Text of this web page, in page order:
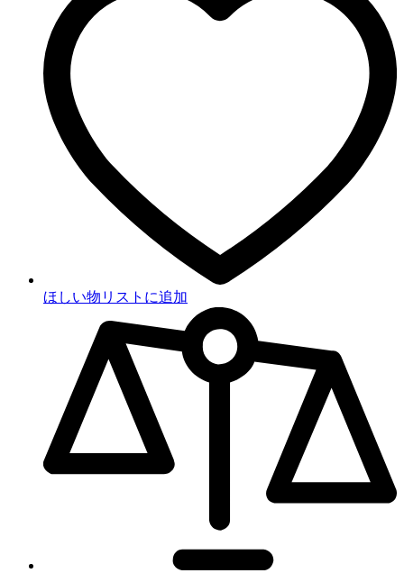
ほしい物リストに追加